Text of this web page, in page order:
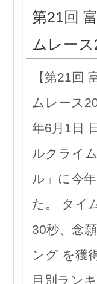
第21回
ムレー
【第21回
ムレース
年6月1日
ルクライ
ル」に今
た。 タイ
30秒、念
ング を獲
目別ラン